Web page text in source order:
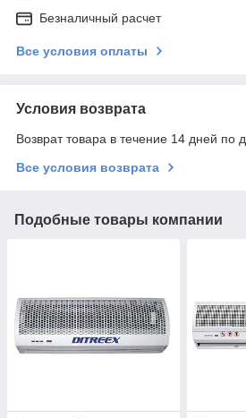
Безналичный расчет
Все условия оплаты
Условия возврата
Возврат товара в течение 14 дней по
Все условия возврата
Подобные товары компании